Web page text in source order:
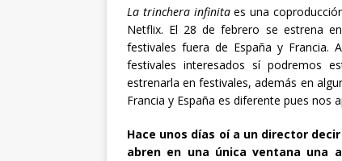
La trinchera infinitaes una
Netflix. El 28 de febrero se estrena
festivales fuera de España y Francia.
festivales interesados sí podremos
estrenarla en festivales, además en
Francia y España es diferente pues nos
Hace unos días oí a un director
abren en una única ventana una